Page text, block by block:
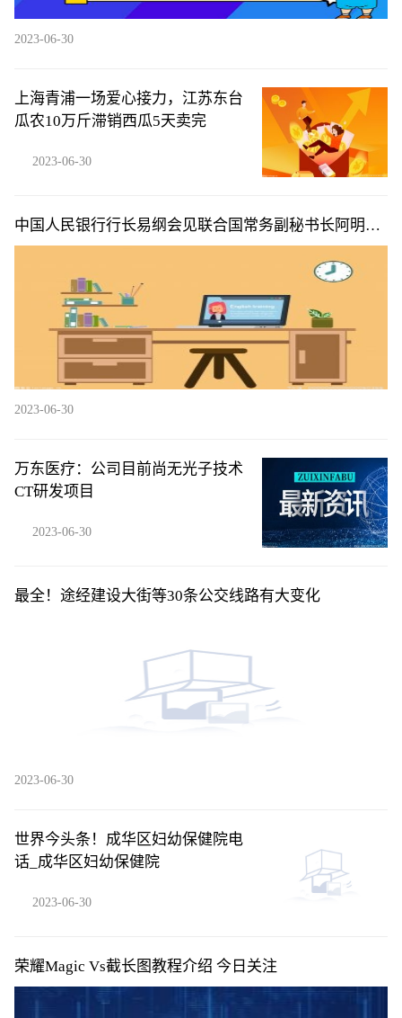
2023-06-30
上海青浦一场爱心接力，江苏东台
瓜农10万斤滞销西瓜5天卖完
2023-06-30
中国人民银行行长易纲会见联合国常务副秘书长阿明娜·
穆罕默德|天天简讯
2023-06-30
万东医疗：公司目前尚无光子技术
CT研发项目
2023-06-30
最全！途经建设大街等30条公交线路有大变化
2023-06-30
世界今头条！成华区妇幼保健院电
话_成华区妇幼保健院
2023-06-30
荣耀Magic Vs截长图教程介绍 今日关注